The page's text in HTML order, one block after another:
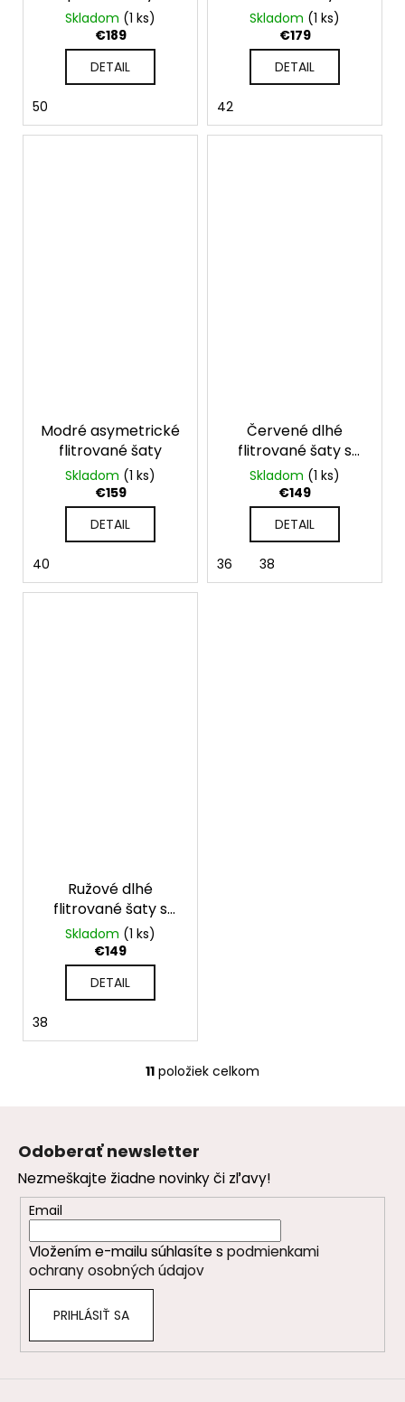
Skladom (1 ks)
€189
DETAIL
50
ramienka
Skladom (1 ks)
€179
DETAIL
42
Modré asymetrické
flitrované šaty
Skladom (1 ks)
€159
DETAIL
40
Červené dlhé
flitrované šaty s
dlhými rukávmi
Skladom (1 ks)
€149
DETAIL
36 38
Ružové dlhé
flitrované šaty s
dlhými rukávmi
Skladom (1 ks)
€149
DETAIL
38
O
a
c
i
e
p
r
v
ý
11 položiek celkom
Odoberať newsletter
Nezmeškajte žiadne novinky či zľavy!
Email
Vložením e-mailu súhlasíte s podmienkami
ochrany osobných údajov
PRIHLÁSIŤ SA